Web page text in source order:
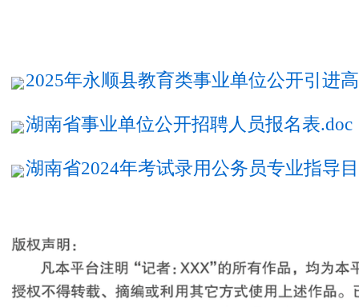
2025年永顺县教育类事业单位公开引进
湖南省事业单位公开招聘人员报名表.doc
湖南省2024年考试录用公务员专业指导